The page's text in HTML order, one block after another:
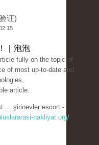
证)
| 泡泡
fully on the topic of
of most up-to-date and
article.
... şirinevler escort -
nakliyat.org/